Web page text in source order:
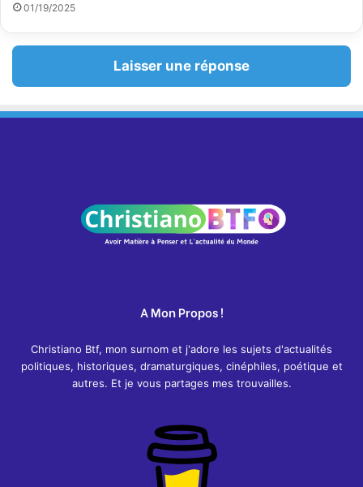
01/19/2025
Laisser une réponse
A Mon Propos !
Christiano Btf, mon surnom et j'adore les sujets d'actualités
politiques, historiques, dramaturgiques, cinéphiles, poétique et
autres. Et je vous partages mes trouvailles.